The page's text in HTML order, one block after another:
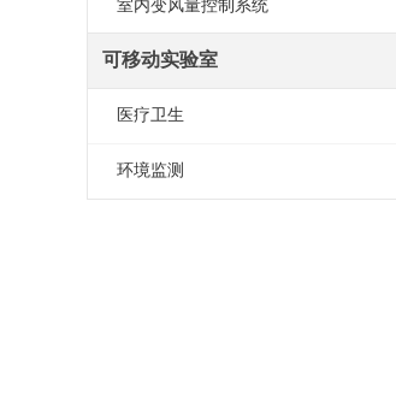
室内变风量控制系统
可移动实验室
医疗卫生
环境监测